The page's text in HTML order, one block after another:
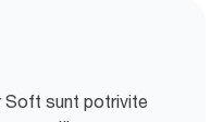
Soft sunt potrivite